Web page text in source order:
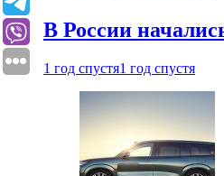
В России
1 год спустя1 год спустя